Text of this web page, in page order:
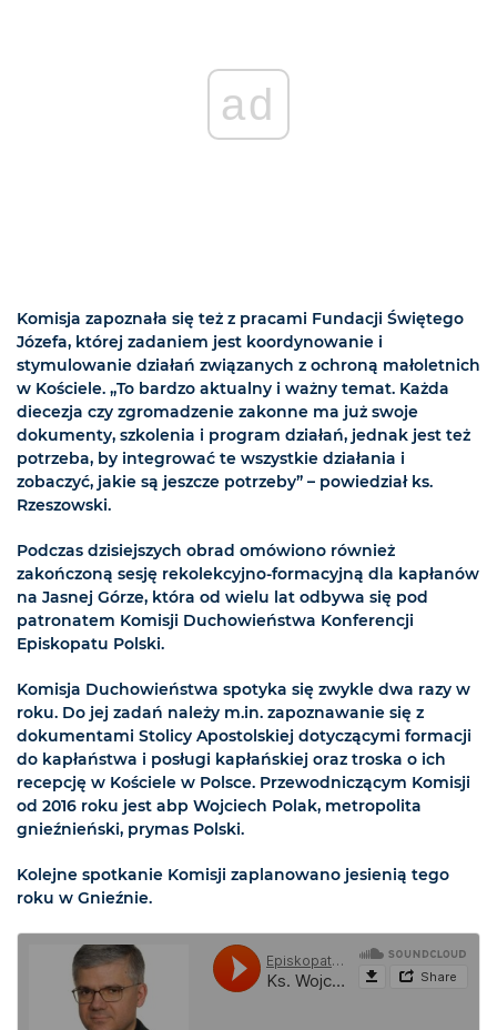
ad
Komisja zapoznała się też z pracami Fundacji Świętego
Józefa, której zadaniem jest koordynowanie i
stymulowanie działań związanych z ochroną małoletnich
w Kościele. „To bardzo aktualny i ważny temat. Każda
diecezja czy zgromadzenie zakonne ma już swoje
dokumenty, szkolenia i program działań, jednak jest też
potrzeba, by integrować te wszystkie działania i
zobaczyć, jakie są jeszcze potrzeby” – powiedział ks.
Rzeszowski.
Podczas dzisiejszych obrad omówiono również
zakończoną sesję rekolekcyjno-formacyjną dla kapłanów
na Jasnej Górze, która od wielu lat odbywa się pod
patronatem Komisji Duchowieństwa Konferencji
Episkopatu Polski.
Komisja Duchowieństwa spotyka się zwykle dwa razy w
roku. Do jej zadań należy m.in. zapoznawanie się z
dokumentami Stolicy Apostolskiej dotyczącymi formacji
do kapłaństwa i posługi kapłańskiej oraz troska o ich
recepcję w Kościele w Polsce. Przewodniczącym Komisji
od 2016 roku jest abp Wojciech Polak, metropolita
gnieźnieński, prymas Polski.
Kolejne spotkanie Komisji zaplanowano jesienią tego
roku w Gnieźnie.